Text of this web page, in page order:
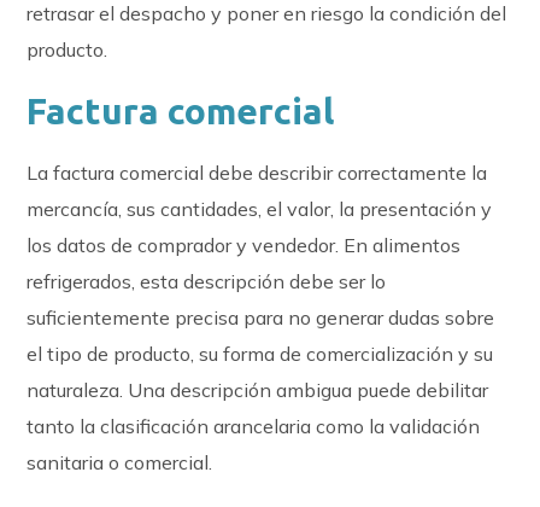
retrasar el despacho y poner en riesgo la condición del
producto.
Factura comercial
La factura comercial debe describir correctamente la
mercancía, sus cantidades, el valor, la presentación y
los datos de comprador y vendedor. En alimentos
refrigerados, esta descripción debe ser lo
suficientemente precisa para no generar dudas sobre
el tipo de producto, su forma de comercialización y su
naturaleza. Una descripción ambigua puede debilitar
tanto la clasificación arancelaria como la validación
sanitaria o comercial.